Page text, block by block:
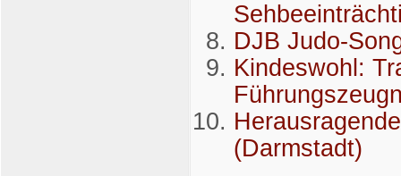
DJB Judo-
Kindeswohl:
(Darmstadt)